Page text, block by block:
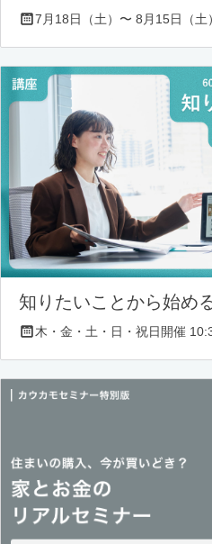
7月18日（土）〜 8月15日（土
知りたいことから始め